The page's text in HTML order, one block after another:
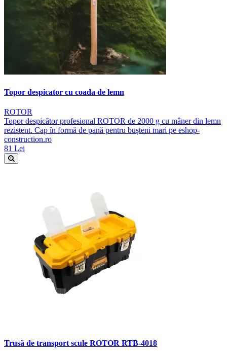
Topor despicator cu coada de lemn
ROTOR
Topor despicător profesional ROTOR de 2000 g cu mâner din lemn
rezistent. Cap în formă de pană pentru bușteni mari pe eshop-
construction.ro
81 Lei
Trusă de transport scule ROTOR RTB-4018